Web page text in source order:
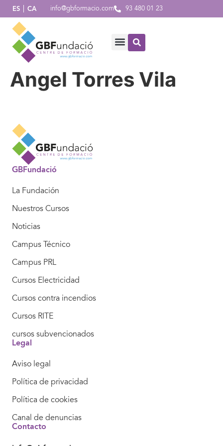
ES CA info@gbformacio.com 93 480 01 23
Angel Torres Vila
GBFundació
La Fundación
Nuestros Cursos
Noticias
Campus Técnico
Campus PRL
Cursos Electricidad
Cursos contra incendios
Cursos RITE
cursos subvencionados
Legal
Aviso legal
Política de privacidad
Política de cookies
Canal de denuncias
Contacto